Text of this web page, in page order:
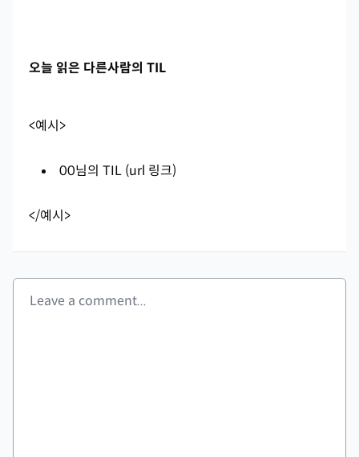
오늘 읽은 다른사람의 TIL
<예시>
00님의 TIL (url 링크)
</예시>